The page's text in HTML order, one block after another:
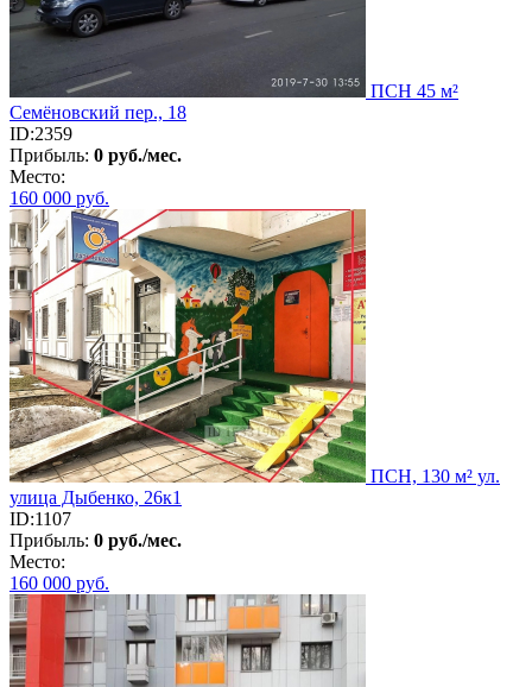
ПСН 45 м²
Семёновский пер., 18
ID:2359
Прибыль: 0 руб./мес.
Место:
160 000 руб.
ПСН, 130 м² ул.
улица Дыбенко, 26к1
ID:1107
Прибыль: 0 руб./мес.
Место:
160 000 руб.